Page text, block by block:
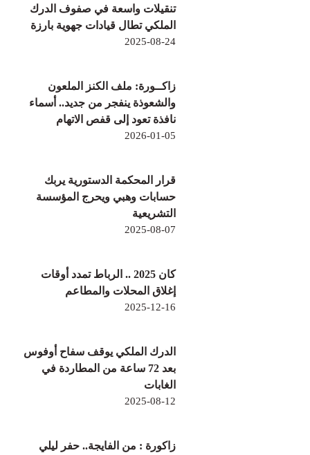
تنقيلات واسعة في صفوف الدرك
الملكي تطال قيادات جهوية بارزة
2025-08-24
زاكــورة: ملف الكنز الملعون
والشعوذة ينفجر من جديد.. أسماء
نافذة تعود إلى قفص الاتهام
2026-01-05
قرار المحكمة الدستورية يربك
حسابات وهبي ويحرج المؤسسة
التشريعية
2025-08-07
كان 2025 .. الرباط تمدد أوقات
إغلاق المحلات والمطاعم
2025-12-16
الدرك الملكي يوقف سفاح أوفوس
بعد 72 ساعة من المطاردة في
الغابات
2025-08-12
زاكورة : من الفايجة.. حفر ليلي